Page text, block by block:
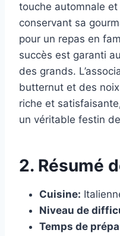
touche automnale
conservant sa
pour un repas en
succès est garanti
des grands.
butternut et des
riche et
un véritable festin
2. Résumé
Cuisine:
Niveau de
Temps de